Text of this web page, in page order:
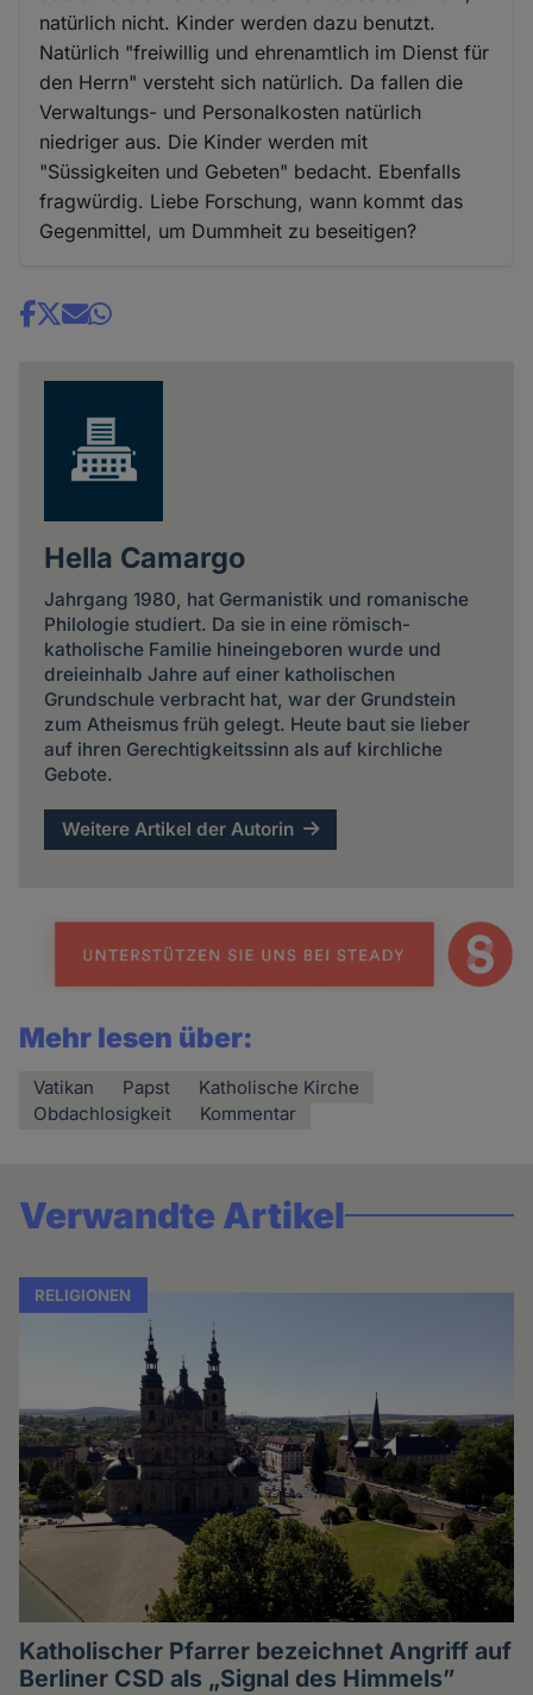
natürlich nicht. Kinder werden dazu benutzt.
Natürlich "freiwillig und ehrenamtlich im Dienst für
den Herrn" versteht sich natürlich. Da fallen die
Verwaltungs- und Personalkosten natürlich
niedriger aus. Die Kinder werden mit
"Süssigkeiten und Gebeten" bedacht. Ebenfalls
fragwürdig. Liebe Forschung, wann kommt das
Gegenmittel, um Dummheit zu beseitigen?
Share
Hella Camargo
Jahrgang 1980, hat Germanistik und romanische
Philologie studiert. Da sie in eine römisch-
katholische Familie hineingeboren wurde und
dreieinhalb Jahre auf einer katholischen
Grundschule verbracht hat, war der Grundstein
zum Atheismus früh gelegt. Heute baut sie lieber
auf ihren Gerechtigkeitssinn als auf kirchliche
Gebote.
Weitere Artikel der Autorin
Mehr lesen über:
Vatikan Papst
Katholische Kirche
Obdachlosigkeit
Kommentar
Verwandte Artikel
RELIGIONEN
Katholischer Pfarrer bezeichnet Angriff auf
Berliner CSD als „Signal des Himmels”